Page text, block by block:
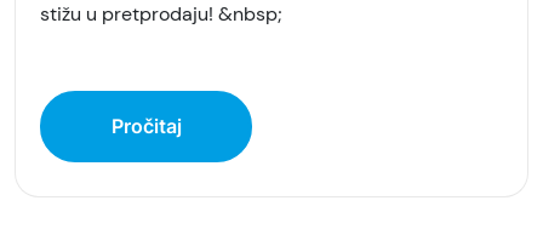
stižu u pretprodaju! &nbsp;
Pročitaj